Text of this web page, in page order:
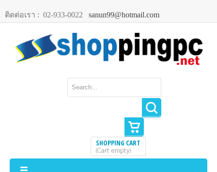
ติดต่อเรา : 02-933-0022 sanun99@hotmail.com
SHOPPING CART
(Cart empty)